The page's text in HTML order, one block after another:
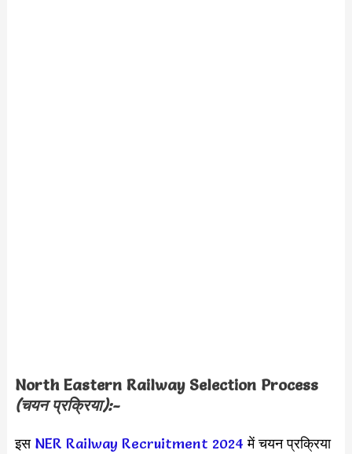
North Eastern Railway Selection Process
(चयन प्रक्रिया):-
इस NER Railway Recruitment 2024 में चयन प्रक्रिया